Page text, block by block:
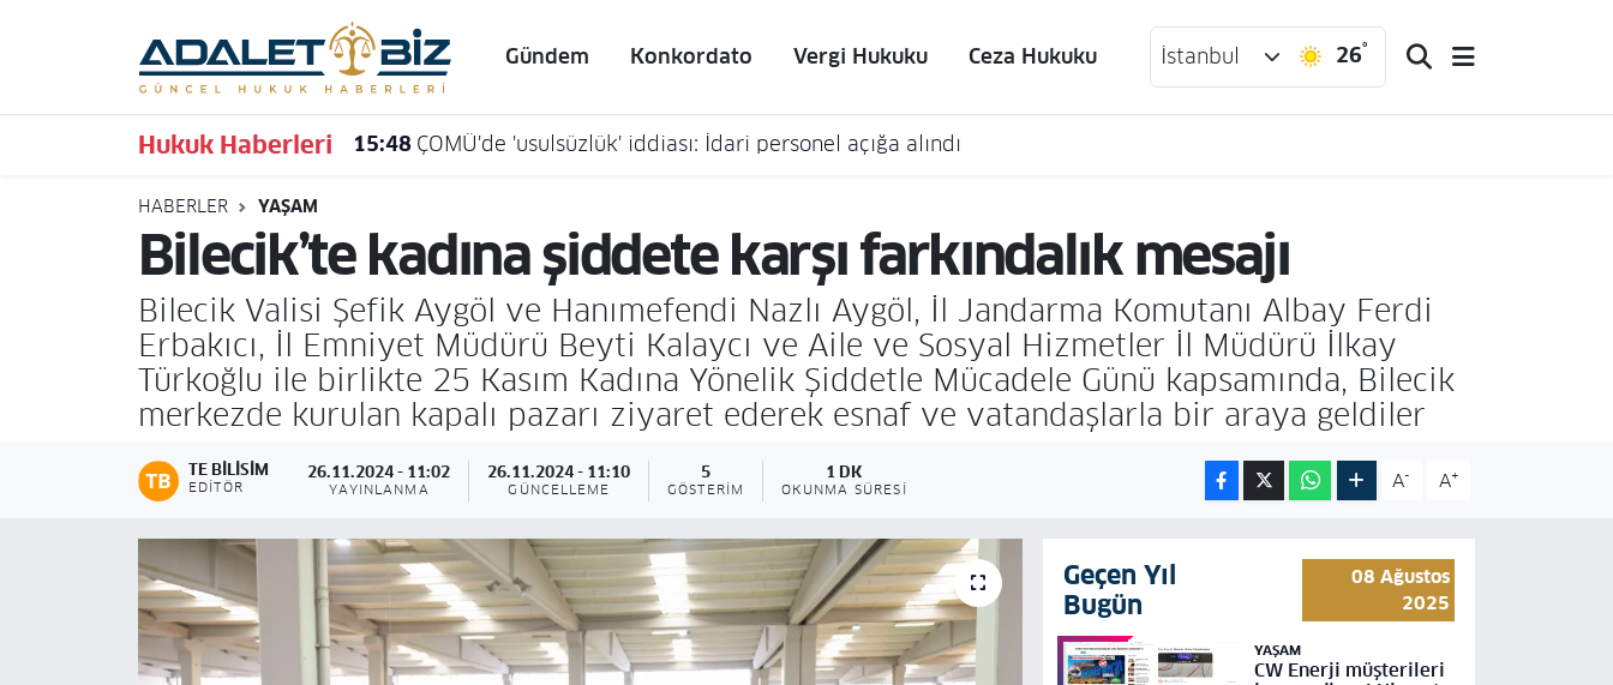
Gündem Konkordato Vergi Hukuku Ceza Hukuku İstanbul 26°
Hukuk Haberleri 15:48 ÇOMÜ'de 'usulsüzlük' iddiası: İdari personel açığa alındı
HABERLER YAŞAM
Bilecik’te kadına şiddete karşı farkındalık mesajı
Bilecik Valisi Şefik Aygöl ve Hanımefendi Nazlı Aygöl, İl Jandarma Komutanı Albay Ferdi
Erbakıcı, İl Emniyet Müdürü Beyti Kalaycı ve Aile ve Sosyal Hizmetler İl Müdürü İlkay
Türkoğlu ile birlikte 25 Kasım Kadına Yönelik Şiddetle Mücadele Günü kapsamında, Bilecik
merkezde kurulan kapalı pazarı ziyaret ederek esnaf ve vatandaşlarla bir araya geldiler
TE BILISIM
EDITÖR
26.11.2024 - 11:02
YAYINLANMA
26.11.2024 - 11:10
GÜNCELLEME
5
GÖSTERIM
1 DK
OKUNMA SÜRESI A- A+
Geçen Yıl
Bugün
08 Ağustos
2025
YAŞAM
CW Enerji müşterileri
Hava Durumu
Trafik Durumu
Süper Lig Puan Durumu ve Fikstür
Tüm Manşetler
Son Dakika Haberleri
Haber Arşivi